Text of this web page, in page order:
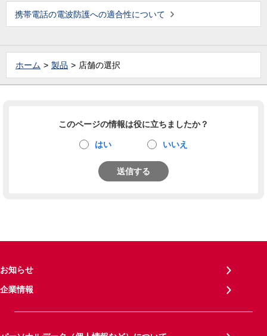
携帯電話の電波防護への適合性について
ホーム 製品 店舗の選択
このページの情報は役に立ちましたか？
はい いいえ
送信する
お知らせ
企業情報